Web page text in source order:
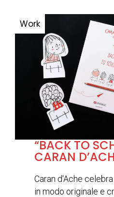
“BACK TO
CARAN
Caran d'Ache
in modo originale e